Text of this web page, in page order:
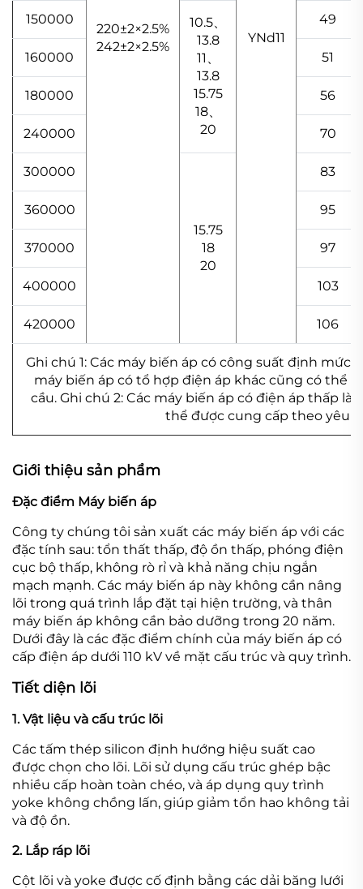
220±2×2.5%
242±2×2.5%
YNd11
150000
10.5、
13.8
11、
13.8
15.75
18、
20
49
160000 51
180000 56
240000 70
300000
15.75
18
20
83
360000 95
370000 97
400000 103
420000 106
Ghi chú 1: Các máy biến áp có công suất định mức
máy biến áp có tổ hợp điện áp khác cũng có thể
cầu. Ghi chú 2: Các máy biến áp có điện áp thấp là
thể được cung cấp theo yêu
Giới thiệu sản phẩm
Đặc điểm Máy biến áp
Công ty chúng tôi sản xuất các máy biến áp với các
đặc tính sau: tổn thất thấp, độ ồn thấp, phóng điện
cục bộ thấp, không rò rỉ và khả năng chịu ngắn
mạch mạnh. Các máy biến áp này không cần nâng
lõi trong quá trình lắp đặt tại hiện trường, và thân
máy biến áp không cần bảo dưỡng trong 20 năm.
Dưới đây là các đặc điểm chính của máy biến áp có
cấp điện áp dưới 110 kV về mặt cấu trúc và quy trình.
Tiết diện lõi
1. Vật liệu và cấu trúc lõi
Các tấm thép silicon định hướng hiệu suất cao
được chọn cho lõi. Lõi sử dụng cấu trúc ghép bậc
nhiều cấp hoàn toàn chéo, và áp dụng quy trình
yoke không chồng lấn, giúp giảm tổn hao không tải
và độ ồn.
2. Lắp ráp lõi
Cột lõi và yoke được cố định bằng các dải băng lưới